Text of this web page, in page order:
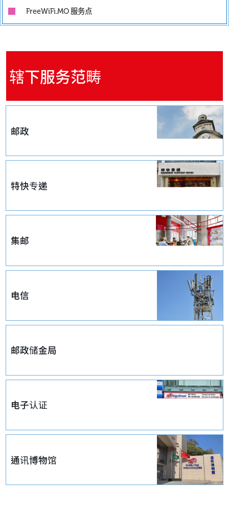
FreeWiFi.MO 服务点
辖下服务范畴
邮政
特快专递
集邮
电信
邮政储金局
电子认证
通讯博物馆